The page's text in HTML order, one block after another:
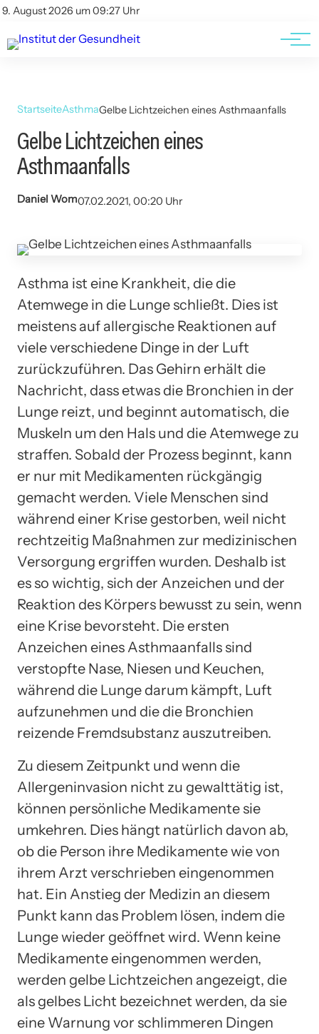
9. August 2026 um 09:27 Uhr
Kontakt
Kontakt
AGBs
StartseiteAsthmaGelbe Lichtzeichen eines Asthmaanfalls
Gelbe Lichtzeichen eines
Asthmaanfalls
Daniel Wom07.02.2021, 00:20 Uhr
Asthma ist eine Krankheit, die die
Atemwege in die Lunge schließt. Dies ist
meistens auf allergische Reaktionen auf
viele verschiedene Dinge in der Luft
zurückzuführen. Das Gehirn erhält die
Nachricht, dass etwas die Bronchien in der
Lunge reizt, und beginnt automatisch, die
Muskeln um den Hals und die Atemwege zu
straffen. Sobald der Prozess beginnt, kann
er nur mit Medikamenten rückgängig
gemacht werden. Viele Menschen sind
während einer Krise gestorben, weil nicht
rechtzeitig Maßnahmen zur medizinischen
Versorgung ergriffen wurden. Deshalb ist
es so wichtig, sich der Anzeichen und der
Reaktion des Körpers bewusst zu sein, wenn
eine Krise bevorsteht. Die ersten
Anzeichen eines Asthmaanfalls sind
verstopfte Nase, Niesen und Keuchen,
während die Lunge darum kämpft, Luft
aufzunehmen und die die Bronchien
reizende Fremdsubstanz auszutreiben.
Zu diesem Zeitpunkt und wenn die
Allergeninvasion nicht zu gewalttätig ist,
können persönliche Medikamente sie
umkehren. Dies hängt natürlich davon ab,
ob die Person ihre Medikamente wie von
ihrem Arzt verschrieben eingenommen
hat. Ein Anstieg der Medizin an diesem
Punkt kann das Problem lösen, indem die
Lunge wieder geöffnet wird. Wenn keine
Medikamente eingenommen werden,
werden gelbe Lichtzeichen angezeigt, die
als gelbes Licht bezeichnet werden, da sie
eine Warnung vor schlimmeren Dingen